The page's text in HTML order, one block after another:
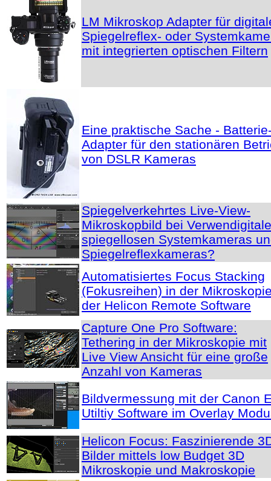
LM Mikroskop Adapter für
Spiegelreflex- oder
mit integrierten optischen Filtern
Eine praktische Sache -
Adapter für den stationären
von DSLR Kameras
Spiegelverkehrtes Live-View-
Mikroskopbild bei
spiegellosen Systemkameras
Spiegelreflexkameras?
Automatisiertes Focus Stacking
(Fokusreihen) in der
der Helicon Remote Software
Capture One Pro Software:
Tethering in der Mikroskopie mit
Live View Ansicht für eine große
Anzahl von Kameras
Bildvermessung mit der Canon
Utiltiy Software im Overlay
Helicon Focus: Faszinierende
Bilder mittels low Budget 3D
Mikroskopie und Makroskopie